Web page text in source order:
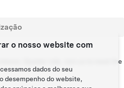
Quieter ride. Join us to meet the
o nosso website com
dados do seu
desempenho do website,